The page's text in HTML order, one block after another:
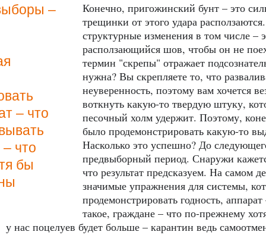
–
– что
что
бы
Конечно, пригожинский бунт – это
трещинки от этого удара
структурные изменения в том числе –
расползающийся шов, чтобы он не
термин "скрепы" отражает
нужна? Вы скрепляете то, что
неуверенность, поэтому вам хочется
воткнуть какую-то твердую штуку,
песочный холм удержит. Поэтому,
было продемонстрировать какую-то
Насколько это успешно? До
предвыборный период. Снаружи
что результат предсказуем. На самом
значимые упражнения для системы,
продемонстрировать годность,
такое, граждане – что по-прежнему
у нас поцелуев будет больше – карантин ведь